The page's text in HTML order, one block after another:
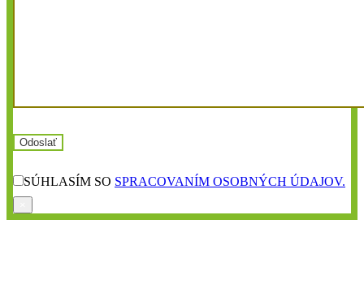
SÚHLASÍM SO SPRACOVANÍM OSOBNÝCH ÚDAJOV.